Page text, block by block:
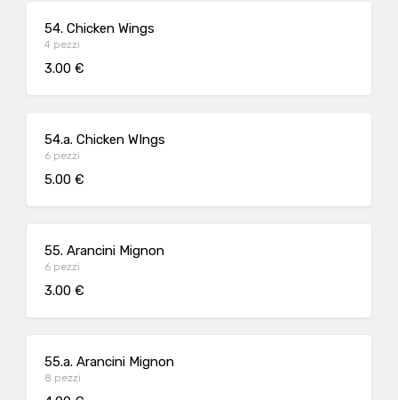
54. Chicken Wings
4 pezzi
3.00 €
54.a. Chicken WIngs
6 pezzi
5.00 €
55. Arancini Mignon
6 pezzi
3.00 €
55.a. Arancini Mignon
8 pezzi